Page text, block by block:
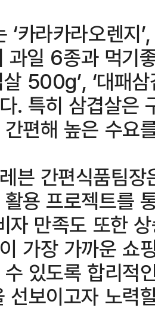
카라카라오렌지
과일 6종과 먹기
살 500g’, ‘대패
. 특히 삼겹살은
편해 높은 수요
븐 간편식품팀
용 프로젝트를
자 만족도 또한
가장 가까운 쇼
있도록 합리적
선보이고자 노력